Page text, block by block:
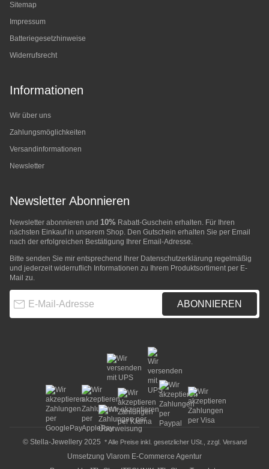
Sitemap
Impressum
Batteriegesetzhinweise
Widerrufsrecht
Informationen
Wir über uns
Zahlungsmöglichkeiten
Versandinformationen
Newsletter
Newsletter Abonnieren
Newsletter abonnieren und 10% Rabatt-Guschein erhalten. Für Ihren
nächsten Einkauf in unserem Shop. Den Gutschein erhalten Sie per Email
nach der erfolgreichen Bestätigung Ihrer Email-Adresse.
Bitte senden Sie mir entsprechend Ihrer Datenschutzerklärung regelmäßig
und jederzeit widerruflich Informationen zu Ihrem Produktsortiment per E-
Mail zu.
ABONNIEREN
© Stella-Jewellery 2025 * Alle Preise inkl. gesetzlicher USt., zzgl. Versand
Umsetzung Vlarom E-Commerce Agentur